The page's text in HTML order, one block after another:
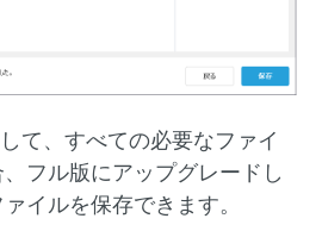
て、すべての必要なファイ
フル版にアップグレードし
イルを保存できます。